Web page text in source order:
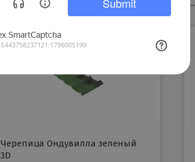
Черепица Ондувилла зеленый
3D